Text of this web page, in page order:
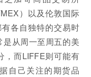
）以及伦敦国际
各自独特的交易时
从周一至周五的美
，而LIFFE则可能有
自己关注的期货品